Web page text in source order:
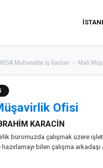
Muhasebe İş İlanları > Mali
Ofisi
KARACİN
büromuzda çalışmak üzere
bilen çalışma arkadaşı